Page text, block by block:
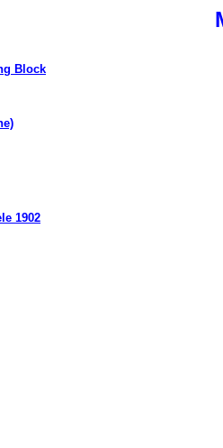
Block
1902